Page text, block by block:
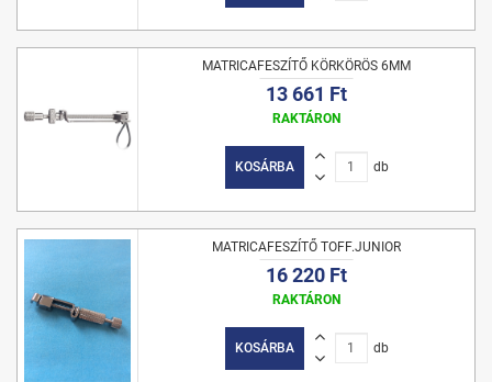
MATRICAFESZÍTŐ KÖRKÖRÖS 6MM
13 661 Ft
RAKTÁRON
KOSÁRBA db
MATRICAFESZÍTŐ TOFF.JUNIOR
16 220 Ft
RAKTÁRON
KOSÁRBA db